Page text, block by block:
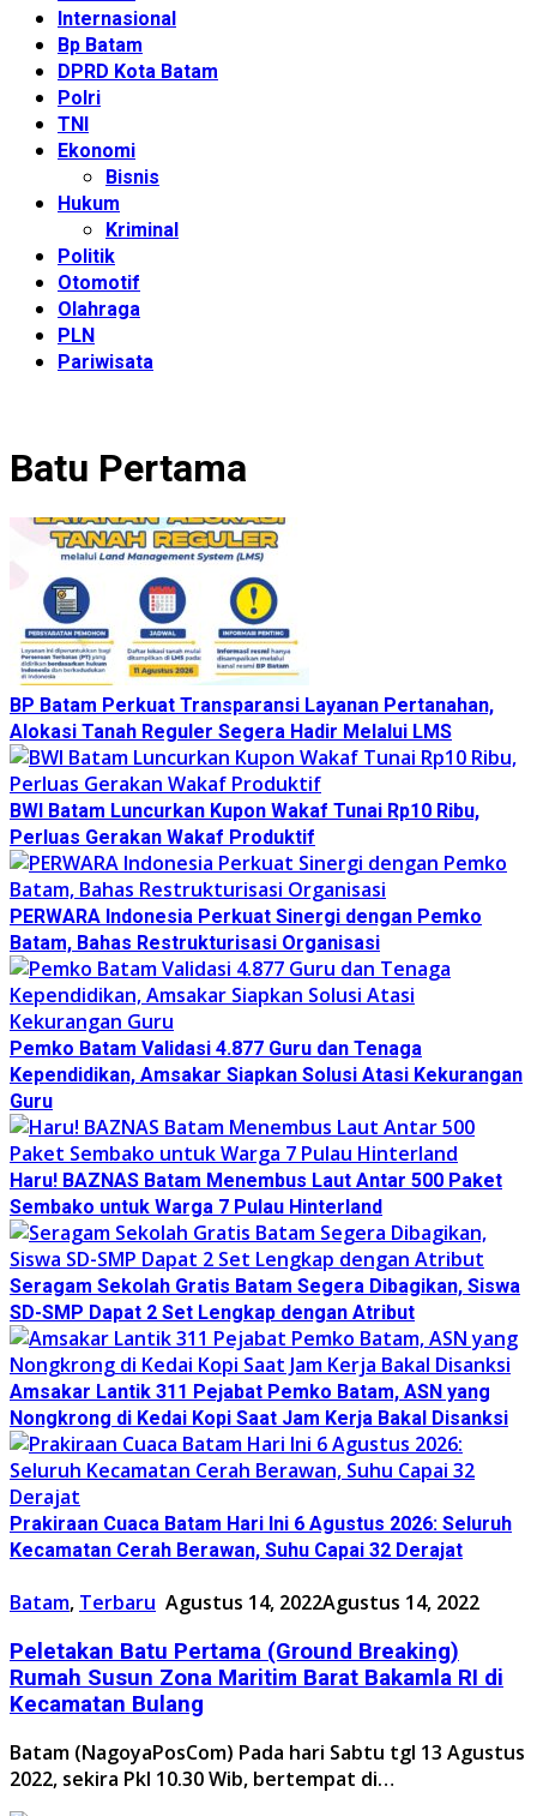
Internasional
Bp Batam
DPRD Kota Batam
Polri
TNI
Ekonomi
Bisnis
Hukum
Kriminal
Politik
Otomotif
Olahraga
PLN
Pariwisata
Batu Pertama
BP Batam Perkuat Transparansi Layanan Pertanahan,
Alokasi Tanah Reguler Segera Hadir Melalui LMS
BWI Batam Luncurkan Kupon Wakaf Tunai Rp10 Ribu,
Perluas Gerakan Wakaf Produktif
PERWARA Indonesia Perkuat Sinergi dengan Pemko
Batam, Bahas Restrukturisasi Organisasi
Pemko Batam Validasi 4.877 Guru dan Tenaga
Kependidikan, Amsakar Siapkan Solusi Atasi Kekurangan
Guru
Haru! BAZNAS Batam Menembus Laut Antar 500 Paket
Sembako untuk Warga 7 Pulau Hinterland
Seragam Sekolah Gratis Batam Segera Dibagikan, Siswa
SD-SMP Dapat 2 Set Lengkap dengan Atribut
Amsakar Lantik 311 Pejabat Pemko Batam, ASN yang
Nongkrong di Kedai Kopi Saat Jam Kerja Bakal Disanksi
Prakiraan Cuaca Batam Hari Ini 6 Agustus 2026: Seluruh
Kecamatan Cerah Berawan, Suhu Capai 32 Derajat
Batam, Terbaru Agustus 14, 2022Agustus 14, 2022
Peletakan Batu Pertama (Ground Breaking)
Rumah Susun Zona Maritim Barat Bakamla RI di
Kecamatan Bulang
Batam (NagoyaPosCom) Pada hari Sabtu tgl 13 Agustus
2022, sekira Pkl 10.30 Wib, bertempat di…